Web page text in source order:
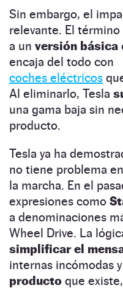
Sin embargo, el
relevante. El término
a un versión básica
encaja del todo con
coches eléctricos
Al eliminarlo, Tesla
una gama baja sin
producto.
Tesla ya ha
no tiene problema en
la marcha. En el
expresiones como
a denominaciones
Wheel Drive. La
simplificar el
internas incómodas y
producto que